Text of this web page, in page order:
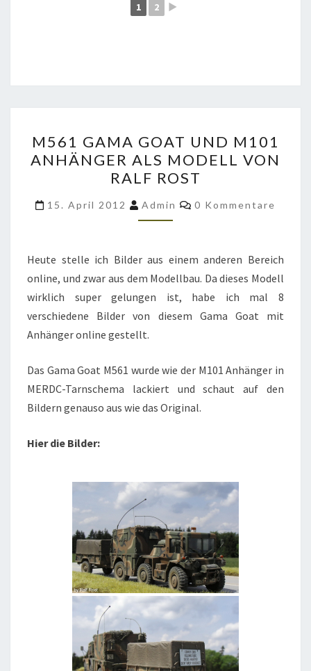
1 2 ►
GAMA
GOAT
UND
M101
ANHÄNGER
MODELL
VON
RALF
ROST
M561 GAMA GOAT UND M101
ANHÄNGER ALS MODELL VON
RALF ROST
15. April 2012 Admin Kommentare
0 Kommentare
Heute stelle ich Bilder aus einem anderen Bereich
online, und zwar aus dem Modellbau. Da dieses Modell
wirklich super gelungen ist, habe ich mal 8
verschiedene Bilder von diesem Gama Goat mit
Anhänger online gestellt.
Das Gama Goat M561 wurde wie der M101 Anhänger in
MERDC-Tarnschema lackiert und schaut auf den
Bildern genauso aus wie das Original.
Hier die Bilder: